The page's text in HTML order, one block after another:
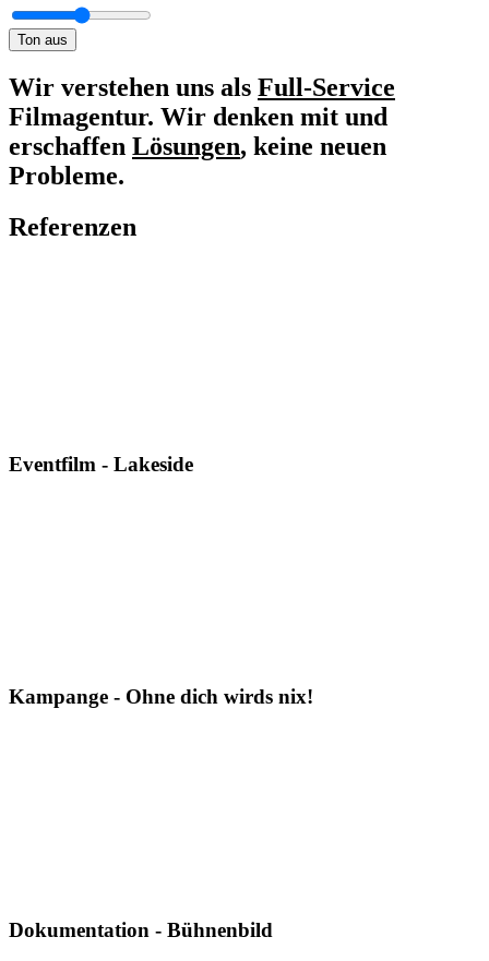
Ton aus
Wir verstehen uns als Full-Service
Filmagentur. Wir denken mit und
erschaffen Lösungen, keine neuen
Probleme.
Referenzen
Eventfilm - Lakeside
Kampange - Ohne dich wirds nix!
Dokumentation - Bühnenbild